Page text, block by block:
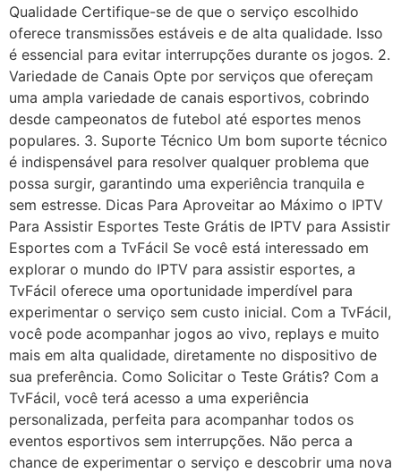
Qualidade Certifique-se de que o serviço escolhido
oferece transmissões estáveis e de alta qualidade. Isso
é essencial para evitar interrupções durante os jogos. 2.
Variedade de Canais Opte por serviços que ofereçam
uma ampla variedade de canais esportivos, cobrindo
desde campeonatos de futebol até esportes menos
populares. 3. Suporte Técnico Um bom suporte técnico
é indispensável para resolver qualquer problema que
possa surgir, garantindo uma experiência tranquila e
sem estresse. Dicas Para Aproveitar ao Máximo o IPTV
Para Assistir Esportes Teste Grátis de IPTV para Assistir
Esportes com a TvFácil Se você está interessado em
explorar o mundo do IPTV para assistir esportes, a
TvFácil oferece uma oportunidade imperdível para
experimentar o serviço sem custo inicial. Com a TvFácil,
você pode acompanhar jogos ao vivo, replays e muito
mais em alta qualidade, diretamente no dispositivo de
sua preferência. Como Solicitar o Teste Grátis? Com a
TvFácil, você terá acesso a uma experiência
personalizada, perfeita para acompanhar todos os
eventos esportivos sem interrupções. Não perca a
chance de experimentar o serviço e descobrir uma nova